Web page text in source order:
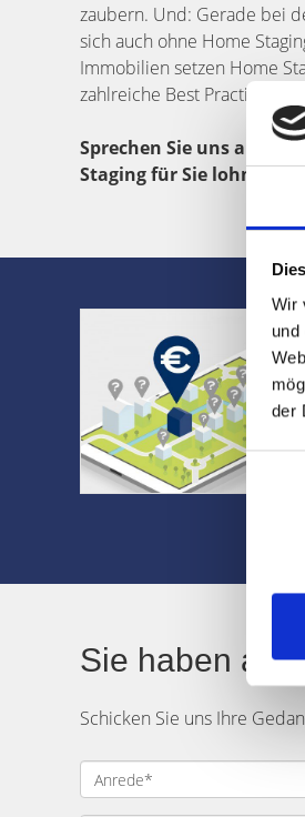
Wir
der
zaubern. Und: Gerade bei
sich auch ohne Home
Immobilien setzen Home
zahlreiche Best Practice-
Sprechen Sie uns an,
Staging für Sie lohnt.
Sie haben
Schicken Sie uns Ihre